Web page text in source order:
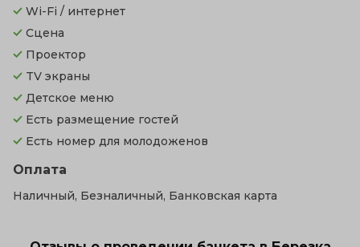
Wi-Fi / интернет
Сцена
Проектор
TV экраны
Детское меню
Есть размещение гостей
Есть номер для молодоженов
Оплата
Наличный, Безналичный, Банковская карта